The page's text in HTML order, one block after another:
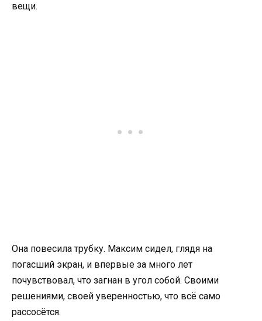
вещи.
Она повесила трубку. Максим сидел, глядя на
погасший экран, и впервые за много лет
почувствовал, что загнан в угол собой. Своими
решениями, своей уверенностью, что всё само
рассосётся.